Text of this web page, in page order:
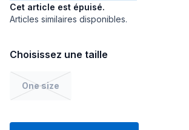
Cet article est épuisé.
Articles similaires disponibles.
Choisissez une taille
One size